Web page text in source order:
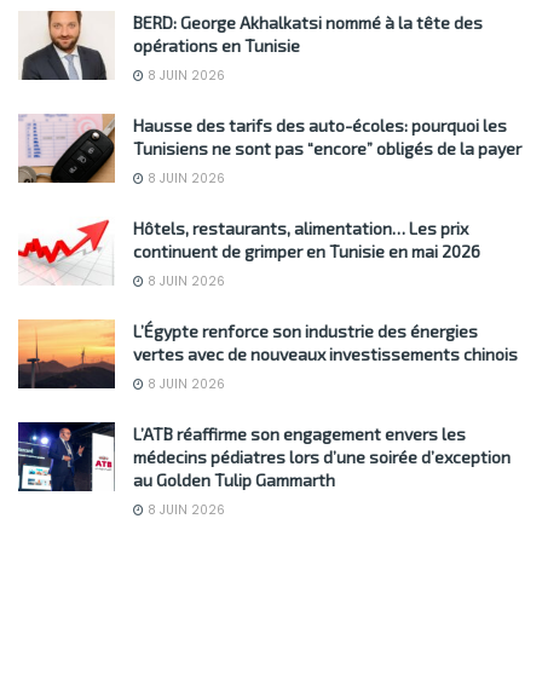
BERD: George Akhalkatsi nommé à la tête des
opérations en Tunisie
8 JUIN 2026
Hausse des tarifs des auto-écoles: pourquoi les
Tunisiens ne sont pas “encore” obligés de la payer
8 JUIN 2026
Hôtels, restaurants, alimentation… Les prix
continuent de grimper en Tunisie en mai 2026
8 JUIN 2026
L’Égypte renforce son industrie des énergies
vertes avec de nouveaux investissements chinois
8 JUIN 2026
L’ATB réaffirme son engagement envers les
médecins pédiatres lors d’une soirée d’exception
au Golden Tulip Gammarth
8 JUIN 2026